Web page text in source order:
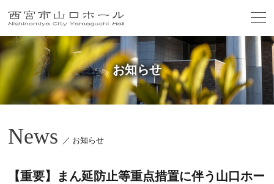
お知らせ
News ／ お知らせ
【重要】まん延防止等重点措置に伴う山口ホー